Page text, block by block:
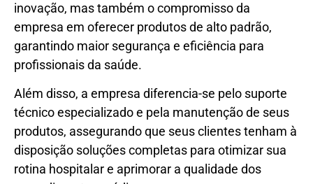
inovação, mas também o compromisso da
empresa em oferecer produtos de alto padrão,
garantindo maior segurança e eficiência para
profissionais da saúde.
Além disso, a empresa diferencia-se pelo suporte
técnico especializado e pela manutenção de seus
produtos, assegurando que seus clientes tenham à
disposição soluções completas para otimizar sua
rotina hospitalar e aprimorar a qualidade dos